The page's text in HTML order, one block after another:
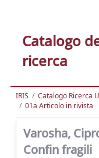
Catalogo
ricerca
IRIS Catalogo Ricerca
01a Articolo in rivista
Varosha,
Confin fragili